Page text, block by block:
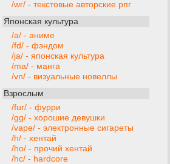
/wr/ - текстовые авторские рпг
Японская культура
/a/ - аниме
/fd/ - фэндом
/ja/ - японская культура
/ma/ - манга
/vn/ - визуальные новеллы
Взрослым
/fur/ - фурри
/gg/ - хорошие девушки
/vape/ - электронные сигареты
/h/ - хентай
/ho/ - прочий хентай
/hc/ - hardcore